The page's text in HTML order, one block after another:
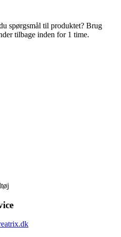
spørgsmål til produktet? Brug
tilbage inden for 1 time.